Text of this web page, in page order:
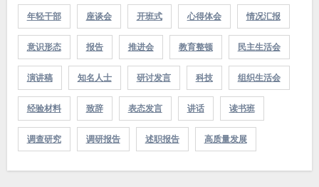
年轻干部 座谈会 开班式 心得体会 情况汇报
意识形态 报告 推进会 教育整顿 民主生活会
演讲稿 知名人士 研讨发言 科技 组织生活会
经验材料 致辞 表态发言 讲话 读书班
调查研究 调研报告 述职报告 高质量发展